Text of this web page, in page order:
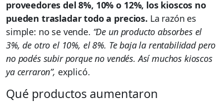
proveedores del 8%, 10% o 12%, los kioscos no
pueden trasladar todo a precios. La razón es
simple: no se vende. “De un producto absorbes el
3%, de otro el 10%, el 8%. Te baja la rentabilidad pero
no podés subir porque no vendés. Así muchos kioscos
ya cerraron”, explicó.
Qué productos aumentaron